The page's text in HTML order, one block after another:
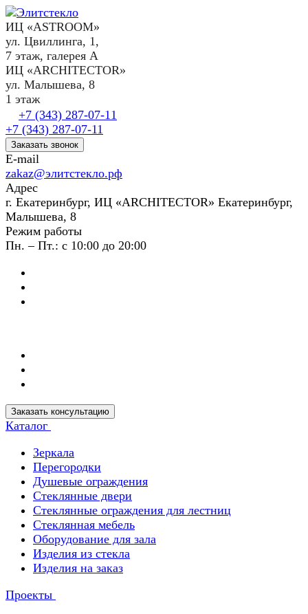
ИЦ «ASTROOM»
ул. Цвиллинга, 1,
7 этаж, галерея А
ИЦ «ARCHITECTOR»
ул. Малышева, 8
1 этаж
+7 (343) 287-07-11
+7 (343) 287-07-11
Заказать звонок
E-mail
zakaz@элитстекло.рф
Адрес
г. Екатеринбург, ИЦ «ARCHITECTOR» Екатеринбург,
Малышева, 8
Режим работы
Пн. – Пт.: с 10:00 до 20:00
Заказать консультацию
Каталог
Зеркала
Перегородки
Душевые ограждения
Стеклянные двери
Стеклянные ограждения для лестниц
Стеклянная мебель
Оборудование для зала
Изделия из стекла
Изделия на заказ
Проекты